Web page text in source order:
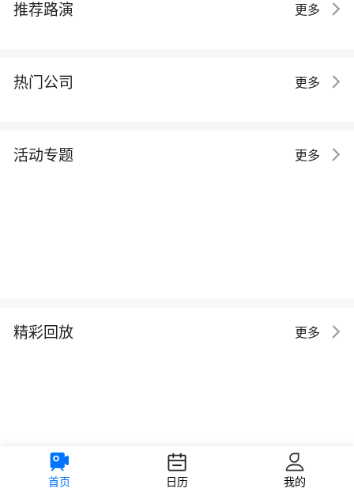
推荐路演 更多
热门公司 更多
活动专题 更多
精彩回放 更多
首页 日历 我的